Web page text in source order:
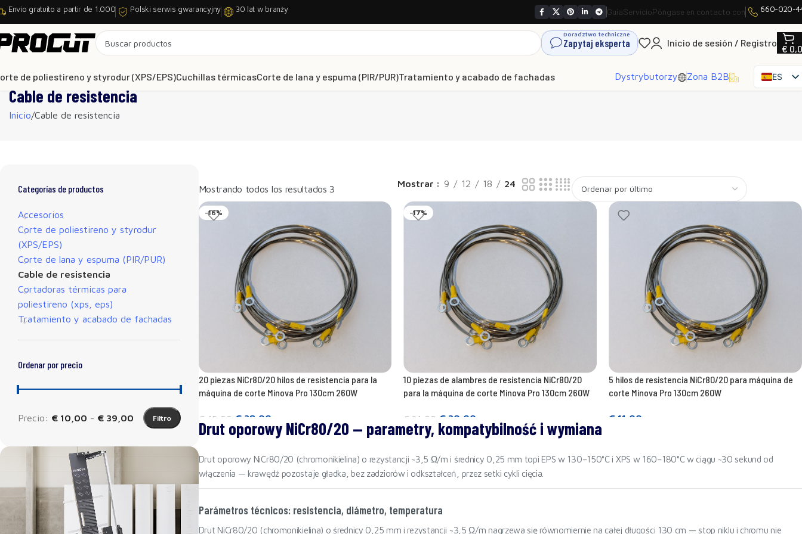
Envío gratuito a partir de 1.000 Polski serwis gwarancyjny 30 lat w branży GuíaServicioPóngase en contacto con 660-020-
Doradztwo techniczne
Zapytaj eksperta Inicio de sesión / Registro
€
de poliestireno y styrodur (XPS/EPS)Cuchillas térmicasCorte de lana y espuma (PIR/PUR)Tratamiento y acabado de fachadas Dystrybutorzy Zona B2B
ES
Cable de resistencia
Inicio Cable de resistencia
Categorías de productos
Accesorios
Corte de poliestireno y styrodur
(XPS/EPS)
Corte de lana y espuma (PIR/PUR)
Cable de resistencia
Cortadoras térmicas para
poliestireno (xps, eps)
Tratamiento y acabado de fachadas
Ordenar por precio
Filtro
Precio: € 10,00 - € 39,00
Mostrando todos los resultados 3 Mostrar 9 12 18 24
-16%
20 piezas NiCr80/20 hilos de resistencia para la
máquina de corte Minova Pro 130cm 260W
€ 45,00 €38,00
Añadir a la cesta
-17%
10 piezas de alambres de resistencia NiCr80/20
para la máquina de corte Minova Pro 130cm 260W
€ 24,00 € 20,00
Añadir a la cesta
5 hilos de resistencia NiCr80/20 para máquina de
corte Minova Pro 130cm 260W
€ 11,00
Drut oporowy NiCr80/20 — parametry, kompatybilność i wymiana
Drut oporowy NiCr80/20 (chromonikielina) o rezystancji ~3,5 Ω/m i średnicy 0,25 mm topi EPS w 130–150°C i XPS w 160–180°C w ciągu ~30 sekund od
włączenia — krawędź pozostaje gładka, bez zadziorów i odkształceń, przez setki cykli cięcia.
Parámetros técnicos: resistencia, diámetro, temperatura
Drut NiCr80/20 (chromonikielina) o średnicy 0,25 mm i rezystancji ~3,5 Ω/m nagrzewa się równomiernie na całej długości 130 cm — stop niklu i chromu nie